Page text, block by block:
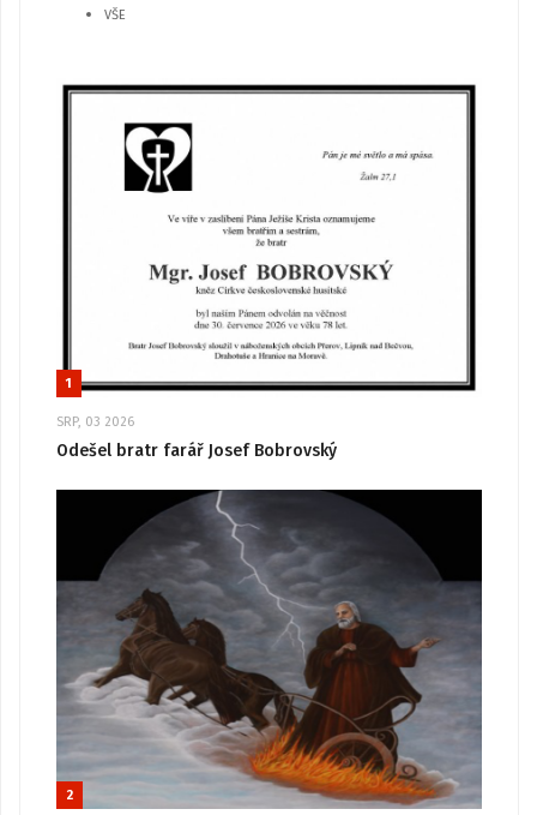
VŠE
1
SRP, 03 2026
Odešel bratr farář Josef Bobrovský
2